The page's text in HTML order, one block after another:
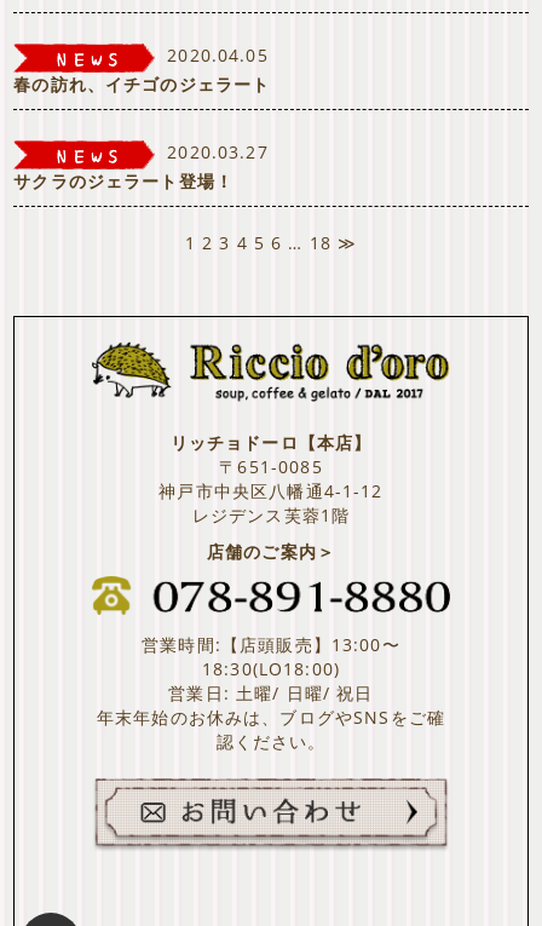
2020.04.05
春の訪れ、イチゴのジェラート
2020.03.27
サクラのジェラート登場！
1 2 3 4 5 6 … 18 ≫
リッチョドーロ【本店】
〒651-0085
神戸市中央区八幡通4-1-12
レジデンス芙蓉1階
店舗のご案内＞
営業時間:【店頭販売】13:00〜
18:30(LO18:00)
営業日: 土曜/ 日曜/ 祝日
年末年始のお休みは、ブログやSNSをご確
認ください。